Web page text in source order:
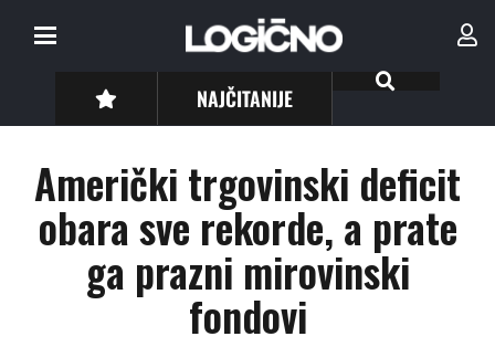
NAJČITANIJE
Američki trgovinski deficit
obara sve rekorde, a prate
ga prazni mirovinski
fondovi